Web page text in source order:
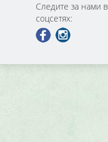
Следите за нами в
соцсетях: